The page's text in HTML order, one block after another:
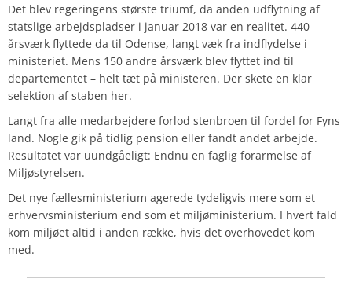
Det blev regeringens største triumf, da anden udflytning af
statslige arbejdspladser i januar 2018 var en realitet. 440
årsværk flyttede da til Odense, langt væk fra indflydelse i
ministeriet. Mens 150 andre årsværk blev flyttet ind til
departementet – helt tæt på ministeren. Der skete en klar
selektion af staben her.
Langt fra alle medarbejdere forlod stenbroen til fordel for Fyns
land. Nogle gik på tidlig pension eller fandt andet arbejde.
Resultatet var uundgåeligt: Endnu en faglig forarmelse af
Miljøstyrelsen.
Det nye fællesministerium agerede tydeligvis mere som et
erhvervsministerium end som et miljøministerium. I hvert fald
kom miljøet altid i anden række, hvis det overhovedet kom
med.